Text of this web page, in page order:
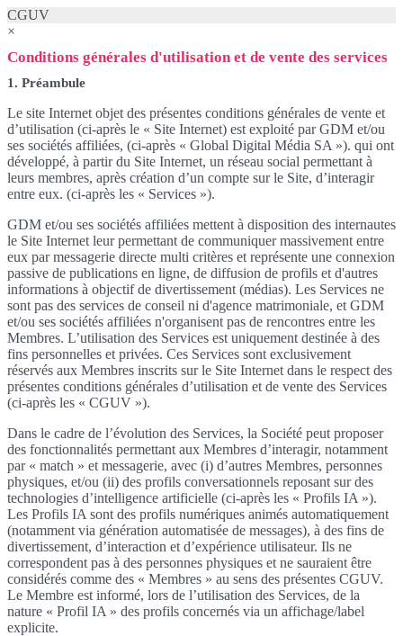
CGUV
×
Conditions générales d'utilisation et de vente des services
1. Préambule
Le site Internet objet des présentes conditions générales de vente et
d’utilisation (ci-après le « Site Internet) est exploité par GDM et/ou
ses sociétés affiliées, (ci-après « Global Digital Média SA »). qui ont
développé, à partir du Site Internet, un réseau social permettant à
leurs membres, après création d’un compte sur le Site, d’interagir
entre eux. (ci-après les « Services »).
GDM et/ou ses sociétés affiliées mettent à disposition des internautes
le Site Internet leur permettant de communiquer massivement entre
eux par messagerie directe multi critères et représente une connexion
passive de publications en ligne, de diffusion de profils et d'autres
informations à objectif de divertissement (médias). Les Services ne
sont pas des services de conseil ni d'agence matrimoniale, et GDM
et/ou ses sociétés affiliées n'organisent pas de rencontres entre les
Membres. L’utilisation des Services est uniquement destinée à des
fins personnelles et privées. Ces Services sont exclusivement
réservés aux Membres inscrits sur le Site Internet dans le respect des
présentes conditions générales d’utilisation et de vente des Services
(ci-après les « CGUV »).
Dans le cadre de l’évolution des Services, la Société peut proposer
des fonctionnalités permettant aux Membres d’interagir, notamment
par « match » et messagerie, avec (i) d’autres Membres, personnes
physiques, et/ou (ii) des profils conversationnels reposant sur des
technologies d’intelligence artificielle (ci-après les « Profils IA »).
Les Profils IA sont des profils numériques animés automatiquement
(notamment via génération automatisée de messages), à des fins de
divertissement, d’interaction et d’expérience utilisateur. Ils ne
correspondent pas à des personnes physiques et ne sauraient être
considérés comme des « Membres » au sens des présentes CGUV.
Le Membre est informé, lors de l’utilisation des Services, de la
nature « Profil IA » des profils concernés via un affichage/label
explicite.